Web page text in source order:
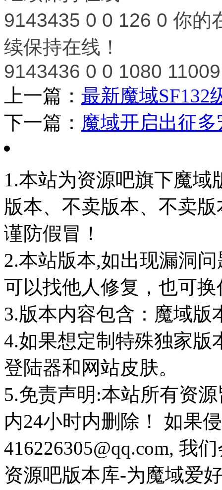
9143435 0 0 126 0 你的
续保持在线！
9143436 0 0 1080 11009
上一篇： 最新魔域SF132
下一篇： 魔域开启出征
1.本站为资源吧旗下魔
版本、不卖版本、不卖版
谨防假冒！
2.本站版本,如出现漏洞
可以找他人修复，也可
3.版本内容包含：魔域版
4.如果想定制特殊独家
登陆器和网站皮肤。
5.免责声明:本站所有资
内24小时内删除！ 如果
416226305@qq.com, 我
资源吧版本库-为魔域爱